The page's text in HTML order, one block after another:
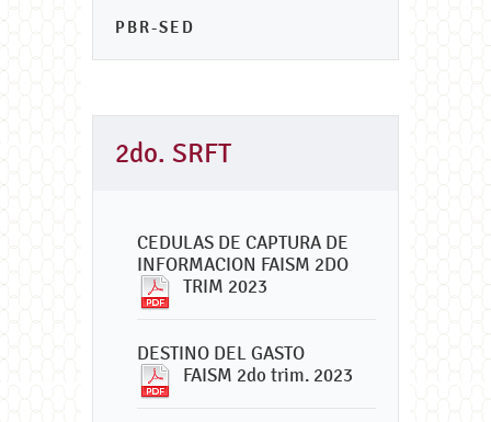
PBR-SED
2do. SRFT
CEDULAS DE CAPTURA DE
INFORMACION FAISM 2DO
TRIM 2023
DESTINO DEL GASTO
FAISM 2do trim. 2023